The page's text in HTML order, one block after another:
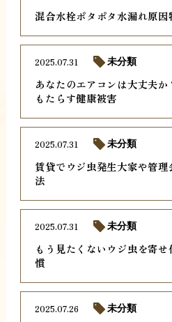
混合水栓ポタポタ水漏れ原
あなたのエアコンは大丈夫
もたらす健康被害
2025.07.31 未分類
賃貸でウジ虫発生大家や管
法
2025.07.31 未分類
もう見たくないウジ虫を寄
慣
2025.07.31 未分類
2025.07.26 未分類